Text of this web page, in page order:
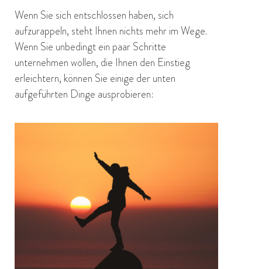
Wenn Sie sich entschlossen haben, sich
aufzurappeln, steht Ihnen nichts mehr im Wege.
Wenn Sie unbedingt ein paar Schritte
unternehmen wollen, die Ihnen den Einstieg
erleichtern, können Sie einige der unten
aufgeführten Dinge ausprobieren: